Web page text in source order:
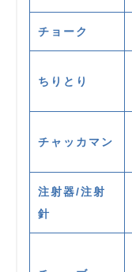
チョーク
ちりとり
チャッカマン
注射器/注射
針